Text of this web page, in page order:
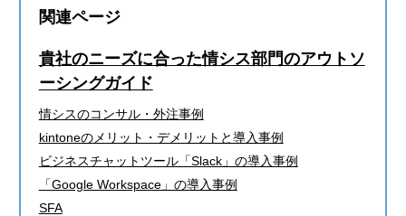
関連ページ
貴社のニーズに合った情シス部門のアウトソ
ーシングガイド
情シスのコンサル・外注事例
kintoneのメリット・デメリットと導入事例
ビジネスチャットツール「Slack」の導入事例
「Google Workspace」の導入事例
SFA